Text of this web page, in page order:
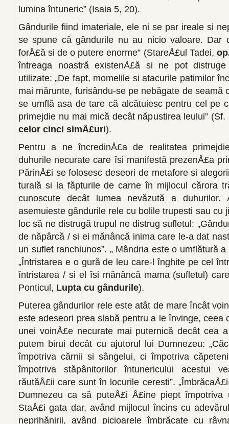
lumina întuneric” (Isaia 5, 20).
Gândurile fiind imateriale, ele ni se par ireale si
se spu­ne că gândurile nu au nicio valoare. Dar
forÅ£ă si de o putere enor­me” (StareÅ£ul Tadei,
întreaga noastră existenÅ£ă si ne pot
utilizate: „De fapt, momelile si atacurile patimilor
mai mărunte, furisându-se pe nebăgate de seamă
se umflă asa de tare că al­cătuiesc pentru cel pe
primejdie nu mai mică decât năpustirea leului”
celor cinci simÅ£uri).
Pentru a ne încredinÅ£a de realitatea
duhurile necu­rate care îsi manifestă prezenÅ£a
PărinÅ£i se folosesc deseori de metafore si
turală si la făpturile de carne în mijlocul că­rora
cunoscute de­cât lumea nevăzută a duhurilor.
asemuieste gândurile rele cu bolile trupesti sau cu
loc să ne distrugă trupul ne distrug sufletul:
de năpârcă / si ei mănâncă inima care le-a dat
un suflet ranchiunos”. „ Mândria este o umflătură
„Întristarea e o gură de leu care-l înghite pe cel
întristarea / si el îsi mă­nâncă mama (sufletul)
Ponticul, Lupta cu gândurile).
Puterea gândurilor rele este atât de mare încât
este adeseori prea slabă pentru a le învinge, ceea
unei voinÅ£e necurate mai puternică decât cea
putem bi­rui decât cu ajutorul lui Dumnezeu:
împotriva cărnii si sânge­lui, ci împotriva
împotriva stăpânitorilor întunericului acestui
răutăÅ£ii care sunt în locurile ceresti”.
Dumnezeu ca să puteÅ£i Å£ine piept împotriva
StaÅ£i gata dar, având mijlocul încins cu
neprihănirii, având picioarele îmbrăcate cu